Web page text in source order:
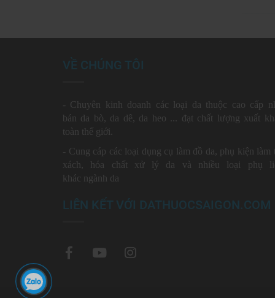
VỀ CHÚNG TÔI
- Chuyên kinh doanh các loại da thuộc cao cấp
bán da bò, da dê, da heo ... đạt chất lượng xuất
toàn thế giới.
- Cung cáp các loại dụng cụ làm đồ da, phụ kiện làm
xách, hóa chất xử lý da và nhiều loại phụ
khác ngành da
LIÊN KẾT VỚI DATHUOCSAIGON.COM